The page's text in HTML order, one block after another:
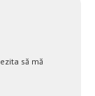
să mă